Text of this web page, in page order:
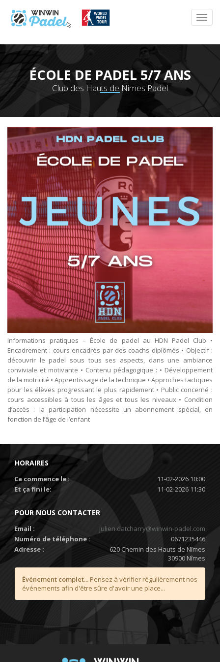
ÉCOLE DE PADEL 5/7 ANS
Club des Hauts de Nimes Padel
Informations pratiques – École de padel au HDN Padel Club •
Encadrement : cours encadrés par des coachs diplômés • Objectif :
découvrir le padel sous tous ses aspects, dans une ambiance
conviviale et motivante • Contenu pédagogique : • Développement
de la motricité • Apprentissage de la technique • Approches tactiques
pour les élèves progressant le plus rapidement • Public concerné :
cours accessibles à tous les âges et tous les niveaux • Condition
d’accès : la participation nécessite un abonnement spécial, en
fonction de l’âge de l’enfant
HORAIRES
Ca commence le :
11-02-2026 10:00
Et ça fini le:
11-02-2026 11:30
POUR NOUS CONTACTER
Email :
julien.datcharry@winwin-padel.com
Numéro de téléphone :
0671235446
Adresse :
620 Chemin des Hauts de Nîmes
30900 Nîmes
Événement complet... Pensez à vérifier régulièrement nos
événements afin d'être sûre d'avoir une place...